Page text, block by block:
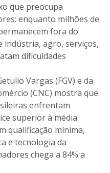
que preocupa
enquanto milhões de
fora do
indústria, agro, serviços,
dificuldades
Vargas (FGV) e da
(CNC) mostra que
enfrentam
superior à média
qualificação mínima,
e tecnologia da
chega a 84% a